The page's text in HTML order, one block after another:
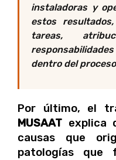
instaladoras y
estos
tareas,
dentro del
Por último, el
MUSAAT explica
causas que
patologías que